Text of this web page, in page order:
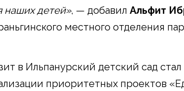
наших детей», — добавил Альфит
местного отделения
в Ильпанурский детский сад
приоритетных проектов